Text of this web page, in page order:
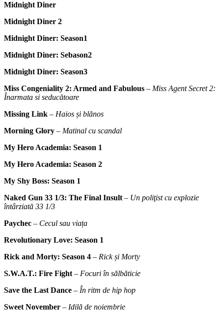
Midnight Diner
Midnight Diner 2
Midnight Diner: Season1
Midnight Diner: Sebason2
Midnight Diner: Season3
Miss Congeniality 2: Armed and Fabulous – Miss Agent Secret 2:
Înarmata si seducătoare
Missing Link – Haios și blănos
Morning Glory – Matinal cu scandal
My Hero Academia: Season 1
My Hero Academia: Season 2
My Shy Boss: Season 1
Naked Gun 33 1/3: The Final Insult – Un poliţist cu explozie
întârziată 33 1/3
Paychec – Cecul sau viața
Revolutionary Love: Season 1
Rick and Morty: Season 4 – Rick și Morty
S.W.A.T.: Fire Fight – Focuri în sălbăticie
Save the Last Dance – În ritm de hip hop
Sweet November – Idilă de noiembrie